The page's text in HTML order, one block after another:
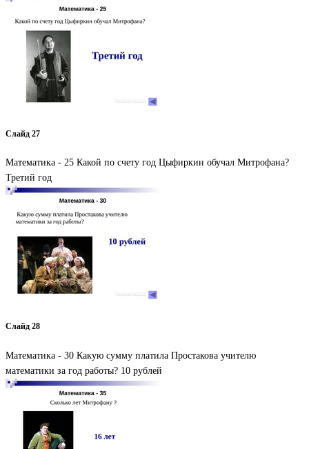
Слайд 27
Математика - 25 Какой по счету год Цыфиркин обучал Митрофана?
Третий год
Слайд 28
Математика - 30 Какую сумму платила Простакова учителю
математики за год работы? 10 рублей